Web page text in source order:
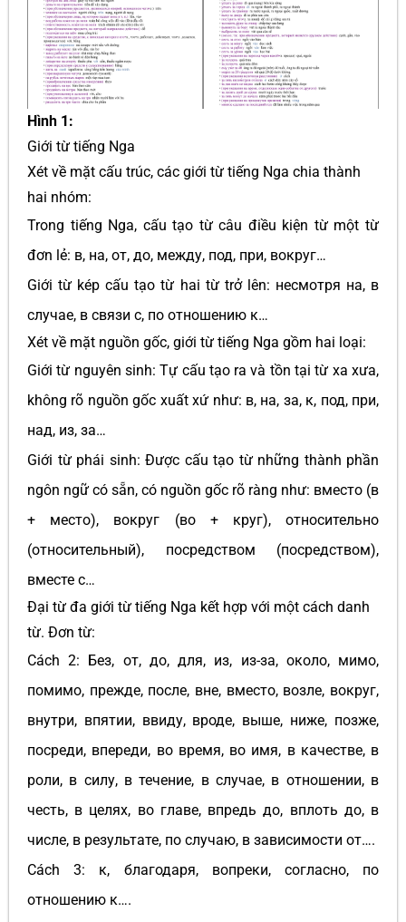
Hình 1:
Giới từ tiếng Nga
Xét về mặt cấu trúc, các giới từ tiếng Nga chia thành
hai nhóm:
Trong tiếng Nga, cấu tạo từ câu điều kiện từ một từ
đơn lẻ: в, на, от, до, между, под, при, вокруг…
Giới từ kép cấu tạo từ hai từ trở lên: несмотря на, в
случае, в связи с, по отношению к…
Xét về mặt nguồn gốc, giới từ tiếng Nga gồm hai loại:
Giới từ nguyên sinh: Tự cấu tạo ra và tồn tại từ xa xưa,
không rõ nguồn gốc xuất xứ như: в, на, за, к, под, при,
над, из, за…
Giới từ phái sinh: Được cấu tạo từ những thành phần
ngôn ngữ có sẵn, có nguồn gốc rõ ràng như: вместо (в
+ место), вокруг (во + круг), относительно
(относительный), посредством (посредством),
вместе с…
Đại từ đa giới từ tiếng Nga kết hợp với một cách danh
từ. Đơn từ:
Cách 2: Без, от, до, для, из, из-за, около, мимо,
помимо, прежде, после, вне, вместо, возле, вокруг,
внутри, впятии, ввиду, вроде, выше, ниже, позже,
посреди, впереди, во время, во имя, в качестве, в
роли, в силу, в течение, в случае, в отношении, в
честь, в целях, во главе, впредь до, вплоть до, в
числе, в результате, по случаю, в зависимости от….
Cách 3: к, благодаря, вопреки, согласно, по
отношению к….